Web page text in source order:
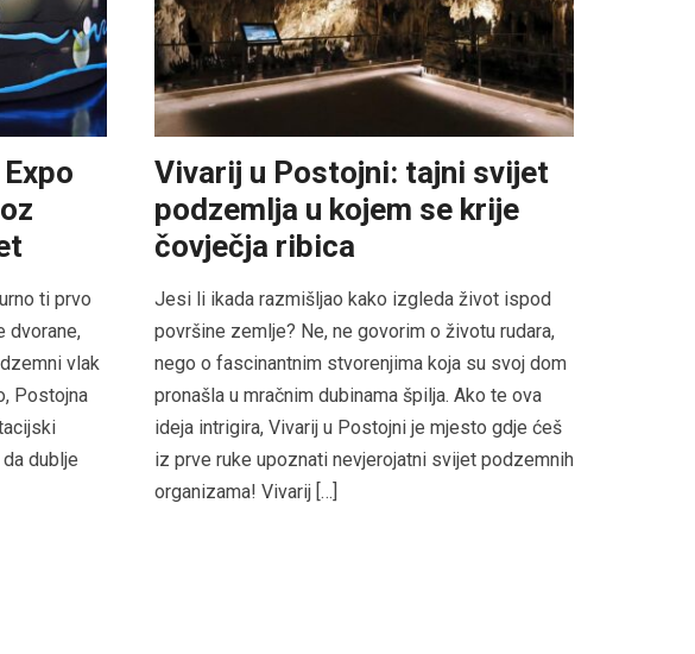
ti prvo
dvorane,
vlak
Postojna
dublje
Vivarij u Postojni: tajni svijet
podzemlja u kojem se krije
čovječja ribica
Jesi li ikada razmišljao kako izgleda život ispod
površine zemlje? Ne, ne govorim o životu rudara,
nego o fascinantnim stvorenjima koja su svoj dom
pronašla u mračnim dubinama špilja. Ako te ova
ideja intrigira, Vivarij u Postojni je mjesto gdje ćeš
iz prve ruke upoznati nevjerojatni svijet podzemnih
organizama! Vivarij […]